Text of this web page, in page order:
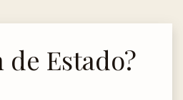
Estado?